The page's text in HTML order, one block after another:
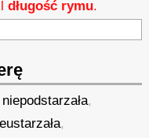
długość rymu.
niepodstarzała,
,